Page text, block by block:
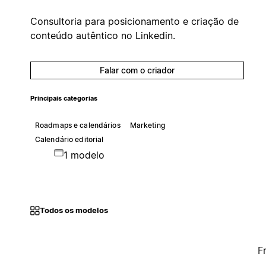
Consultoria para posicionamento e criação de
conteúdo autêntico no Linkedin.
Falar com o criador
Principais categorias
Roadmaps e calendários
Marketing
Calendário editorial
1 modelo
Todos os modelos